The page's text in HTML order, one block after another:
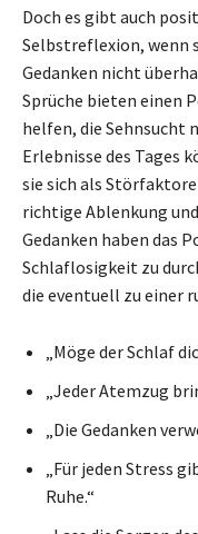
Doch es gibt auch
Selbstreflexion, wenn
Gedanken nicht
Sprüche bieten einen
helfen, die Sehnsucht
Erlebnisse des Tages
sie sich als
richtige Ablenkung
Gedanken haben das
Schlaflosigkeit zu
die eventuell zu einer
„Möge der Schlaf
„Jeder Atemzug
„Die Gedanken
„Für jeden Stress
Ruhe.“